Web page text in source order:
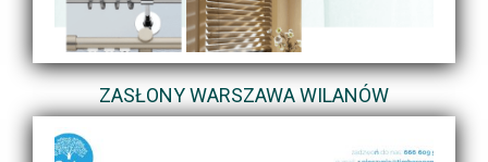
ZASŁONY WARSZAWA WILANÓW